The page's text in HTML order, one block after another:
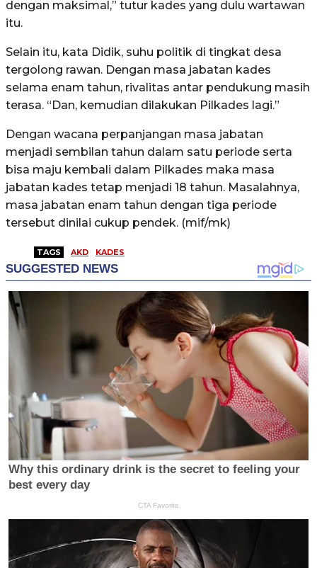
dengan maksimal,” tutur kades yang dulu wartawan
itu.
Selain itu, kata Didik, suhu politik di tingkat desa
tergolong rawan. Dengan masa jabatan kades
selama enam tahun, rivalitas antar pendukung masih
terasa. “Dan, kemudian dilakukan Pilkades lagi.”
Dengan wacana perpanjangan masa jabatan
menjadi sembilan tahun dalam satu periode serta
bisa maju kembali dalam Pilkades maka masa
jabatan kades tetap menjadi 18 tahun. Masalahnya,
masa jabatan enam tahun dengan tiga periode
tersebut dinilai cukup pendek. (mif/mk)
TAGS AKD KADES